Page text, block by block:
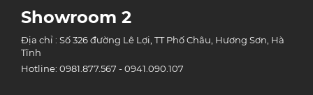
Showroom 2
Địa chỉ : Số 326 đường Lê Lợi, TT Phố Châu, Hương Sơn, Hà
Tĩnh
Hotline: 0981.877.567 - 0941.090.107